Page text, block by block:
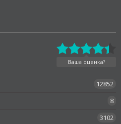
Ваша оценка?
12852
8
3102